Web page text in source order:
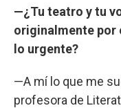
—¿Tu teatro y tu
originalmente por
lo urgente?
—A mí lo que me
profesora de